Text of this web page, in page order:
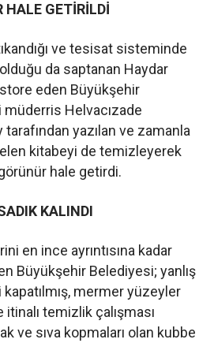
HALE GETİRİLDİ
ve tesisat sisteminde
olduğu da saptanan Haydar
eden Büyükşehir
müderris Helvacızade
yazılan ve zamanla
kitabeyi de temizleyerek
hale getirdi.
KALINDI
en ince ayrıntısına kadar
Büyükşehir Belediyesi; yanlış
mermer yüzeyler
temizlik çalışması
ve sıva kopmaları olan kubbe